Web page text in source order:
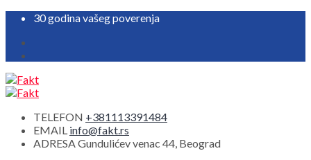
30 godina vašeg poverenja
TELEFON +381113391484
EMAIL info@fakt.rs
ADRESAGundulićev venac 44, Beograd